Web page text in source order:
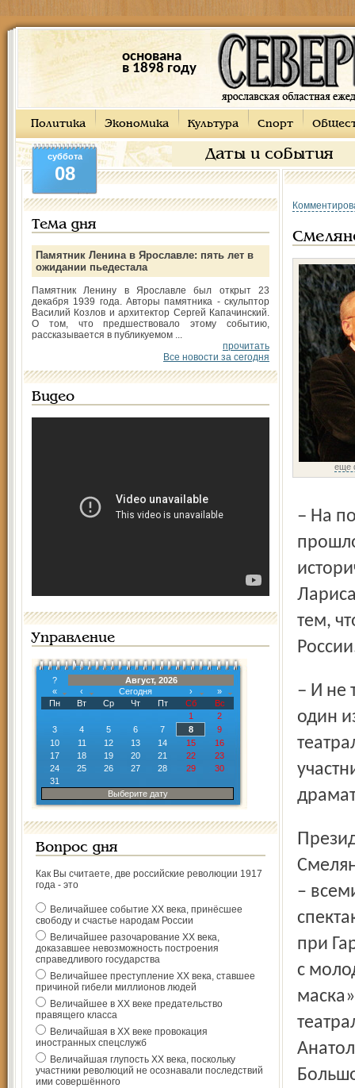
основана
в 1898 году
Политика Экономика Культура Спорт
Даты и события
суббота
08
Тема дня
Памятник Ленина в Ярославле: пять лет в
ожидании пьедестала
Памятник Ленину в Ярославле был открыт 23
декабря 1939 года. Авторы памятника - скульптор
Василий Козлов и архитектор Сергей Капачинский.
О том, что предшествовало этому событию,
рассказывается в публикуемом ...
прочитать
Все новости за сегодня
Видео
Управление
?
Август, 2026
«
‹ Сегодня ›
»
Пн
Вт Ср Чт Пт Сб
Вс
1
2
3
4 5 6 7 8
9
10
11 12 13 14 15
16
17
18 19 20 21 22
23
24
25 26 27 28 29
30
31
Выберите дату
Вопрос дня
Как Вы считаете, две российские революции 1917
года - это
Величайшее событие ХХ века, принёсшее
свободу и счастье народам России
Величайшее разочарование ХХ века,
доказавшее невозможность построения
справедливого государства
Величайшее преступление ХХ века, ставшее
причиной гибели миллионов людей
Величайшее в ХХ веке предательство
правящего класса
Величайшая в ХХ веке провокация
иностранных спецслужб
Величайшая глупость ХХ века, поскольку
участники революций не осознавали последствий
ими совершённого
еще
– На подмостках первого русского театра встретились
тем,
– И не только России, – с явным удовольствием уточнил
один
Президент «БТР», ректор школы-студии МХАТ Анатолий
–
при
с